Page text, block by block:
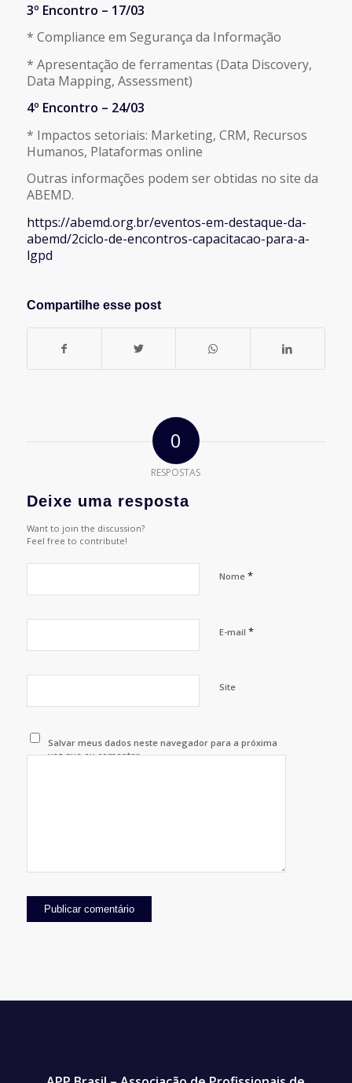
3º Encontro – 17/03
* Compliance em Segurança da Informação
* Apresentação de ferramentas (Data Discovery,
Data Mapping, Assessment)
4º Encontro – 24/03
* Impactos setoriais: Marketing, CRM, Recursos
Humanos, Plataformas online
Outras informações podem ser obtidas no site da
ABEMD.
https://abemd.org.br/eventos-em-destaque-da-
abemd/2ciclo-de-encontros-capacitacao-para-a-
lgpd
Compartilhe esse post
0
RESPOSTAS
Deixe uma resposta
Want to join the discussion?
Feel free to contribute!
Nome *
E-mail *
Site
Salvar meus dados neste navegador para a próxima
vez que eu comentar.